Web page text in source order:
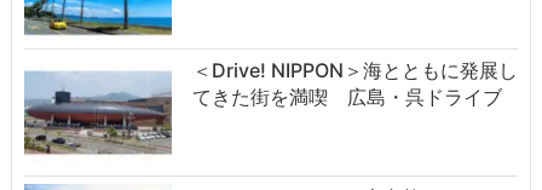
＜Drive! NIPPON＞海とともに発展し
てきた街を満喫 広島・呉ドライブ